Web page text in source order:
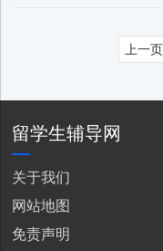
上一页
留学生辅导网
关于我们
网站地图
免责声明